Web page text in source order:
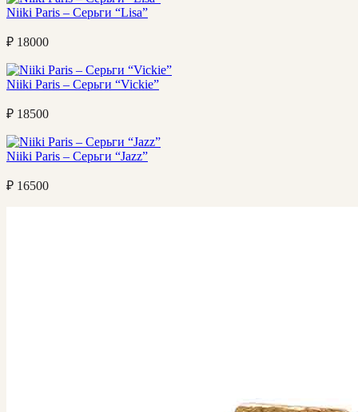
Niiki Paris – Серьги “Lisa”
₽ 18000
Niiki Paris – Серьги “Vickie”
₽ 18500
Niiki Paris – Серьги “Jazz”
₽ 16500